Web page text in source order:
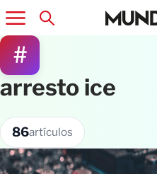
#
arresto ice
86artículos